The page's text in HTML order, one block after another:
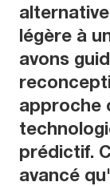
légère à
avons
approche
prédictif.
avancé